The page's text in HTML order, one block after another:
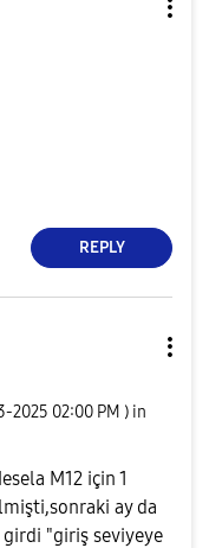
REPLY
2025 02:00 PM ) in
M12 için 1
ay da
"giriş seviyeye